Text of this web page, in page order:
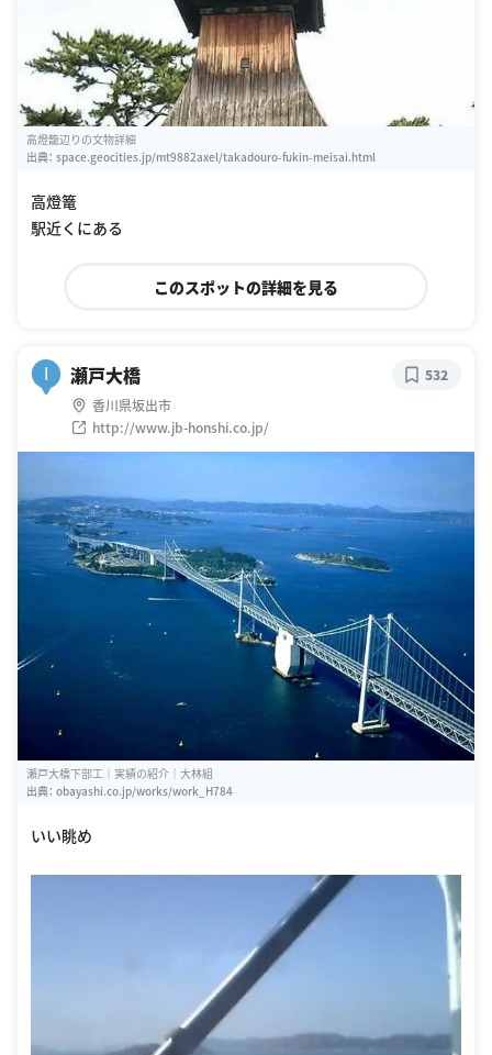
高燈籠辺りの文物詳細
出典： space.geocities.jp/mt9882axel/takadouro-fukin-meisai.html
高燈篭
駅近くにある
このスポットの詳細を見る
瀬戸大橋
香川県坂出市
http://www.jb-honshi.co.jp/
532
瀬戸大橋下部工｜実績の紹介｜大林組
出典： obayashi.co.jp/works/work_H784
いい眺め